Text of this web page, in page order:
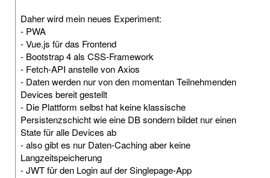
Daher wird mein neues Experiment:
- PWA
- Vue.js für das Frontend
- Bootstrap 4 als CSS-Framework
- Fetch-API anstelle von Axios
- Daten werden nur von den momentan Teilnehmenden
Devices bereit gestellt
- Die Plattform selbst hat keine klassische
Persistenzschicht wie eine DB sondern bildet nur einen
State für alle Devices ab
- also gibt es nur Daten-Caching aber keine
Langzeitspeicherung
- JWT für den Login auf der Singlepage-App